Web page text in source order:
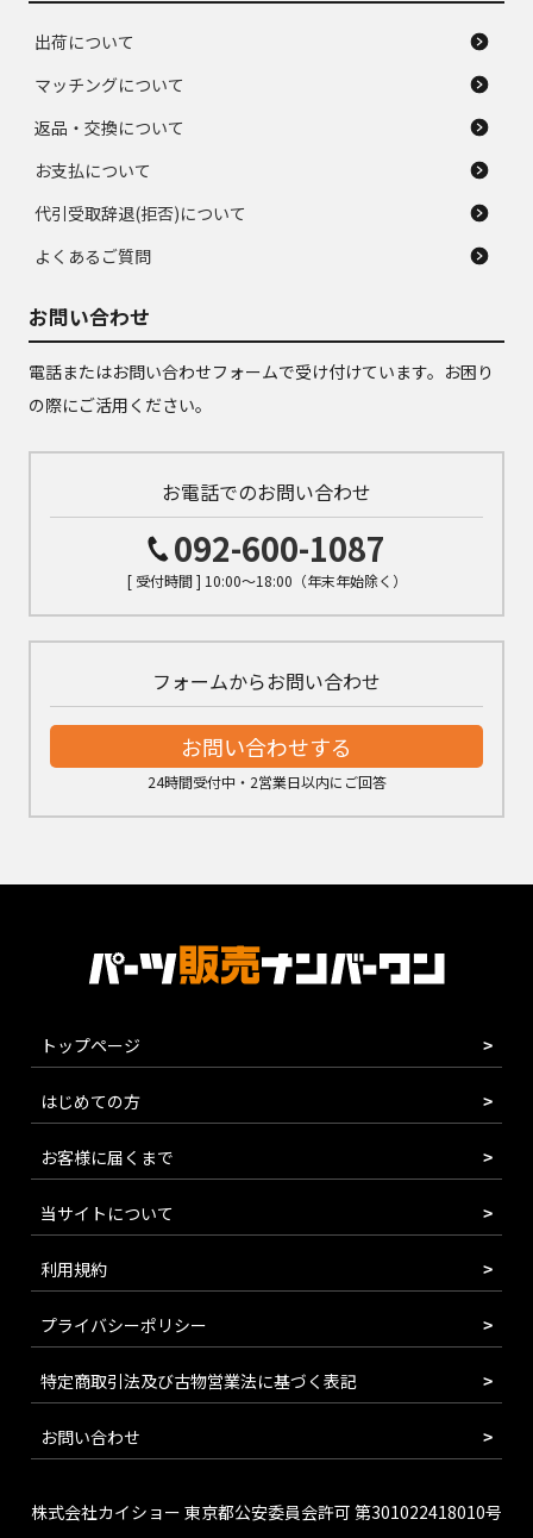
出荷について
マッチングについて
返品・交換について
お支払について
代引受取辞退(拒否)について
よくあるご質問
お問い合わせ
電話またはお問い合わせフォームで受け付けています。お困り
の際にご活用ください。
お電話でのお問い合わせ
092-600-1087
[ 受付時間 ] 10:00～18:00（年末年始除く）
フォームからお問い合わせ
お問い合わせする
24時間受付中・2営業日以内にご回答
トップページ
はじめての方
お客様に届くまで
当サイトについて
利用規約
プライバシーポリシー
特定商取引法及び古物営業法に基づく表記
お問い合わせ
株式会社カイショー 東京都公安委員会許可 第301022418010号